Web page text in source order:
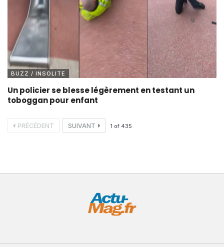
BUZZ / INSOLITE
Un policier se blesse légèrement en testant un
toboggan pour enfant
PRÉCÉDENT SUIVANT 1 of 435